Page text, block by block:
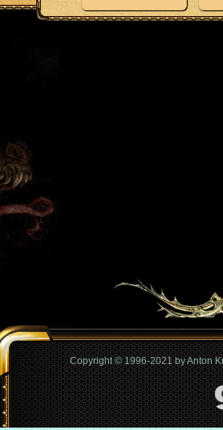
Copyright © 1996-2021 by Anton